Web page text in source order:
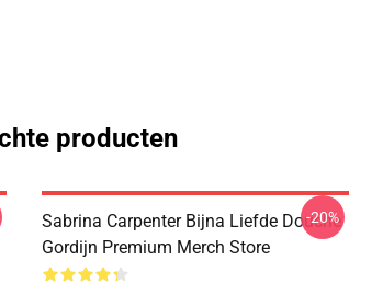
producten
Sabrina Carpenter Bijna Liefde Douche
Gordijn Premium Merch Store
-20%